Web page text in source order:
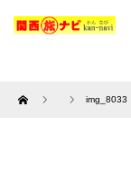
Home img_8033